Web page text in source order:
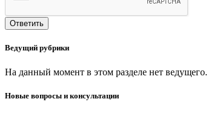
Ведущий рубрики
На данный момент в этом разделе нет ведущего.
Новые вопросы и консультации